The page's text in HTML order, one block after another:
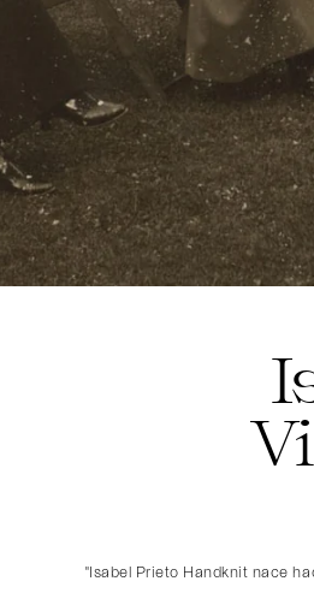
"Isabel Prieto Handknit nace